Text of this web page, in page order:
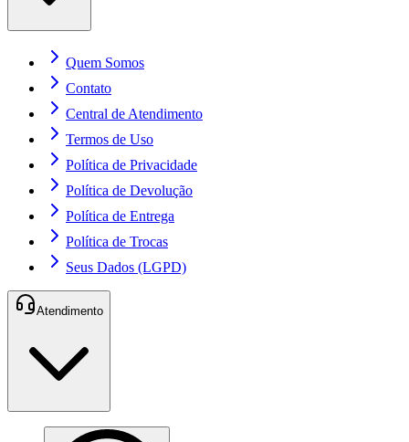
Quem Somos
Contato
Central de Atendimento
Termos de Uso
Política de Privacidade
Política de Devolução
Política de Entrega
Política de Trocas
Seus Dados (LGPD)
Atendimento